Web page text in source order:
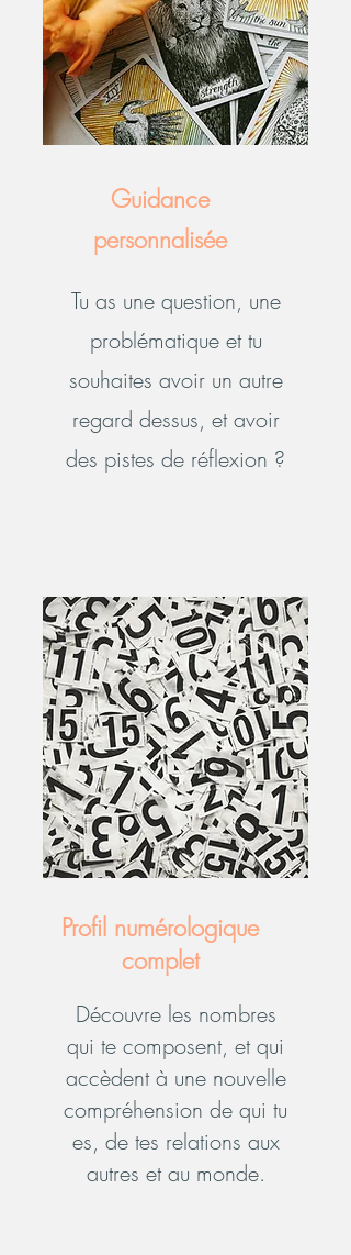
Guidance
personnalisée
Tu as une question, une
problématique et tu
souhaites avoir un autre
regard dessus, et avoir
des pistes de réflexion ?​
Profil numérologique
complet
Découvre les nombres
qui te composent, et qui
accèdent à une nouvelle
compréhension de qui tu
es, de tes relations aux
autres et au monde.